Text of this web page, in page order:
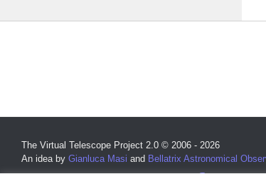
The Virtual Telescope Project 2.0 © 2006 - 2026
An idea by Gianluca Masi and Bellatrix Astronomical